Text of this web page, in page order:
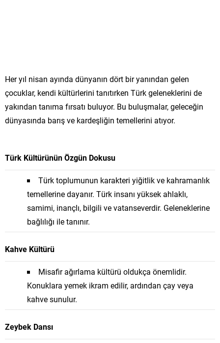
Her yıl nisan ayında dünyanın dört bir yanından gelen
çocuklar, kendi kültürlerini tanıtırken Türk geleneklerini de
yakından tanıma fırsatı buluyor. Bu buluşmalar, geleceğin
dünyasında barış ve kardeşliğin temellerini atıyor.
Türk Kültürünün Özgün Dokusu
Türk toplumunun karakteri yiğitlik ve kahramanlık
temellerine dayanır. Türk insanı yüksek ahlaklı,
samimi, inançlı, bilgili ve vatanseverdir. Geleneklerine
bağlılığı ile tanınır.
Kahve Kültürü
Misafir ağırlama kültürü oldukça önemlidir.
Konuklara yemek ikram edilir, ardından çay veya
kahve sunulur.
Zeybek Dansı